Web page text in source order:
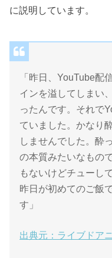
に説明しています。
「昨日、YouTube配
インを溢してしまい
ったんです。それで
ていました。かなり
しませんでした。酔
の本質みたいなもの
もないけどチューし
昨日が初めてのご飯
す」
出典元：ライブドア